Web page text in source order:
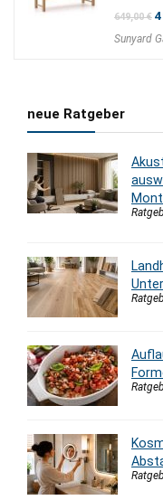
649,00€
Sunyard
neue Ratgeber